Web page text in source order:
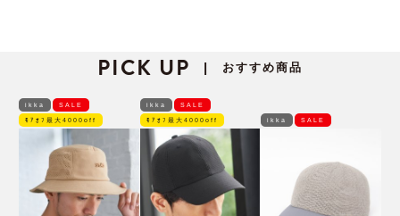
PICK UP | おすすめ商品
ikka SALE
ﾓｱｵﾌ最大4000off
ikka SALE
ﾓｱｵﾌ最大4000off ikka SALE